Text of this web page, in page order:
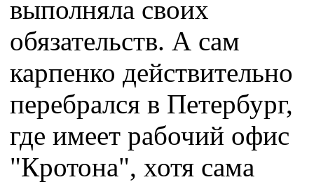
выполняла своих
обязательств. А сам
карпенко действительно
перебрался в Петербург,
где имеет рабочий офис
"Кротона", хотя сама